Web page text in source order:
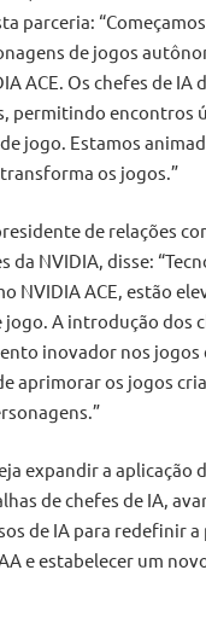
parceria:
de jogos
ACE. Os chefes de IA
permitindo encontros
jogo. Estamos
os jogos.”
de relações
da NVIDIA, disse:
NVIDIA ACE, estão
jogo. A introdução dos
inovador nos jogos
aprimorar os jogos
expandir a aplicação
de chefes de IA,
de IA para redefinir
e estabelecer um